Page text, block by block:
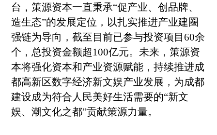
台，策源资本一直秉承“促产业、创品牌、
造生态”的发展定位，以扎实推进产业建圈
强链为导向，截至目前已参与投资项目 60余
个，总投资金额超100亿元。未来，策源资
本将强化资本和产业资源赋能，持续推进成
都高新区数字经济新文娱产业发展，为成都
建设成为符合人民美好生活需要的“新文
娱、潮文化之都”贡献策源力量。